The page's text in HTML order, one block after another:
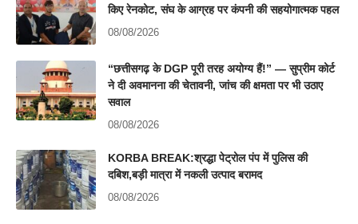
किए रेनकोट, संघ के आग्रह पर कंपनी की सहयोगात्मक पहल
08/08/2026
“छत्तीसगढ़ के DGP पूरी तरह अयोग्य हैं!” — सुप्रीम कोर्ट
ने दी अवमानना की चेतावनी, जांच की क्षमता पर भी उठाए
सवाल
08/08/2026
KORBA BREAK:श्रद्धा पेट्रोल पंप में पुलिस की
दबिश,बड़ी मात्रा में नकली उत्पाद बरामद
08/08/2026